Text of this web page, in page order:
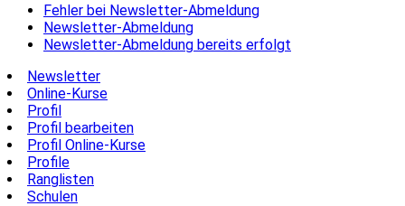
Fehler bei Newsletter-Abmeldung
Newsletter-Abmeldung
Newsletter-Abmeldung bereits erfolgt
Newsletter
Online-Kurse
Profil
Profil bearbeiten
Profil Online-Kurse
Profile
Ranglisten
Schulen